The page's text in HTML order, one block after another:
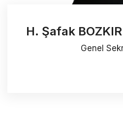
H. Şafak
Genel